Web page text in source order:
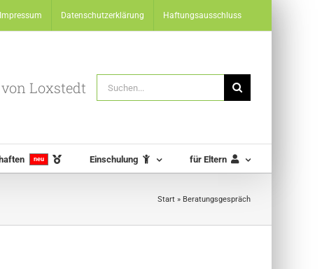
Impressum Datenschutzerklärung Haftungsausschluss
Loxstedt
Suche
nach:
neu Einschulung für Eltern
Start » Beratungsgespräch